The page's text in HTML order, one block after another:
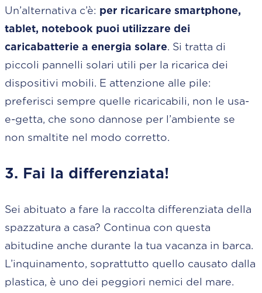
Un’alternativa c’è: per ricaricare smartphone,
tablet, notebook puoi utilizzare dei
caricabatterie a energia solare. Si tratta di
piccoli pannelli solari utili per la ricarica dei
dispositivi mobili. E attenzione alle pile:
preferisci sempre quelle ricaricabili, non le usa-
e-getta, che sono dannose per l’ambiente se
non smaltite nel modo corretto.
3. Fai la differenziata!
Sei abituato a fare la raccolta differenziata della
spazzatura a casa? Continua con questa
abitudine anche durante la tua vacanza in barca.
L’inquinamento, soprattutto quello causato dalla
plastica, è uno dei peggiori nemici del mare.